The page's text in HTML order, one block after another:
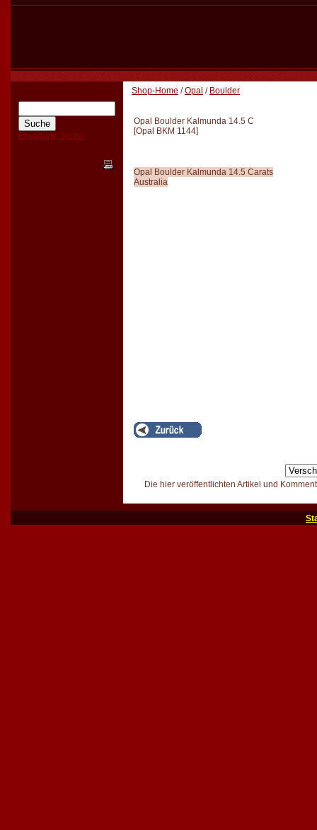
Erweiterte Suche
Shop-Home /Opal / Boulder
Opal Boulder Kalmunda 14.5 C
[Opal BKM 1144]
Opal Boulder Kalmunda 14.5 Carats
Australia
Die hier veröffentlichten Artikel und